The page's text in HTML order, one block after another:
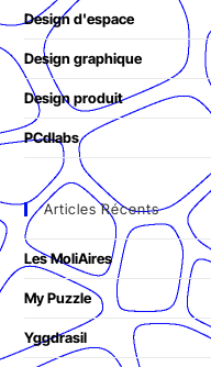
Design d'espace
Design graphique
Design produit
PCdlabs
Articles Récents
Les MoliAires
My Puzzle
Yggdrasil